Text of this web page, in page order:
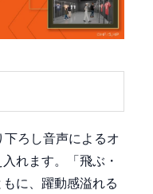
ろし音声によるオ
れます。「飛ぶ・
に、躍動感溢れる